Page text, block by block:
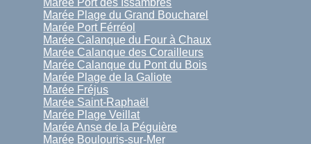
Marée Plage du Grand Boucharel
Marée Port Férréol
Marée Calanque du Four à Chaux
Marée Calanque des Corailleurs
Marée Calanque du Pont du Bois
Marée Plage de la Galiote
Marée Fréjus
Marée Saint-Raphaël
Marée Plage Veillat
Marée Anse de la Péguière
Marée Boulouris-sur-Mer